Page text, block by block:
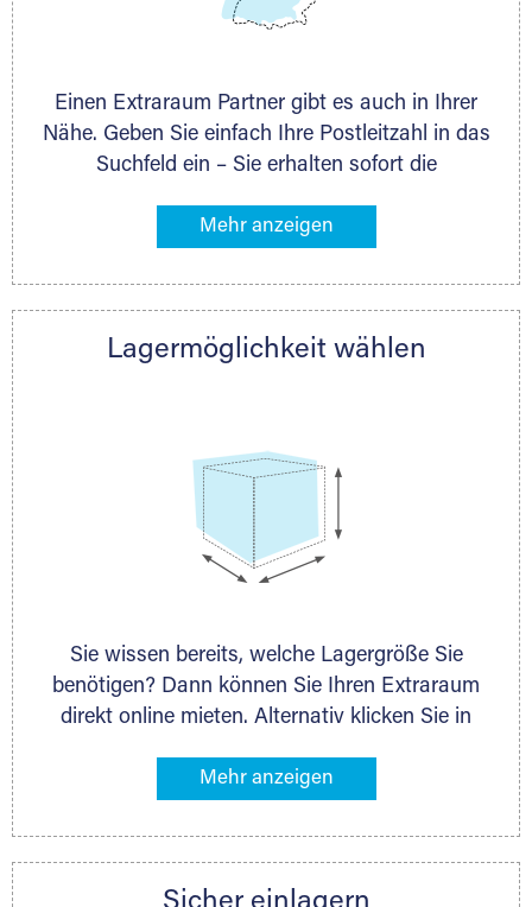
Lagervolumen immer die exakt passende
Einen Extraraum Partner gibt es auch in Ihrer
Nähe. Geben Sie einfach Ihre Postleitzahl in das
Suchfeld ein – Sie erhalten sofort die
Lagermöglichkeiten in Ihrer Nähe. An zahlreichen
direkt online mieten. Gibt es Extraraum noch
nächstgelegenen Partner und besprechen alles
Lagermöglichkeit wählen
Sie wissen bereits, welche Lagergröße Sie
benötigen? Dann können Sie Ihren Extraraum
direkt online mieten. Alternativ klicken Sie in
Gegenstände an, die Sie einlagern möchten –
ermittelt. Natürlich steht Ihnen Ihr Extraraum